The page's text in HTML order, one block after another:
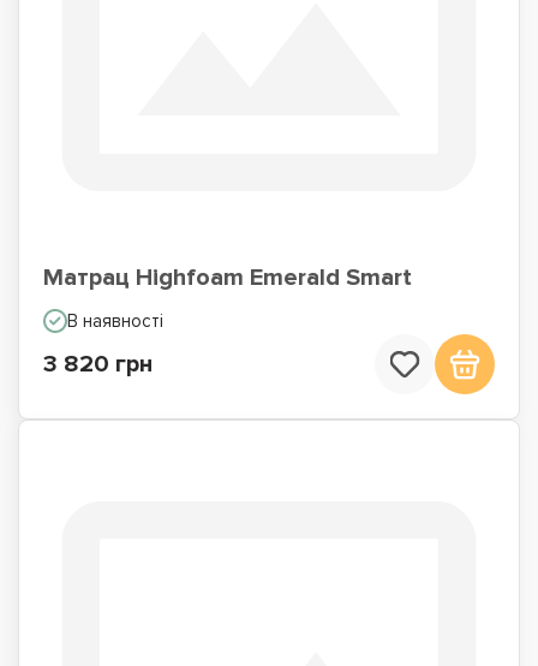
Матрац Highfoam Emerald Smart
В наявності
3 820 грн